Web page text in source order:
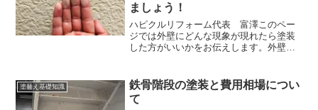
ましょう！
ハピクルリフォーム代表 富澤このペー
ジでは外壁にどんな現象が現れたら塗装
した方がいいかをお伝えします。外壁塗
場合、塗装の検討を始めるべきかもしれ
ません。１、チョーキング...
塗替え基礎知識
鉄骨階段の塗装と費用相場につい
て